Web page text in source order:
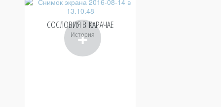
+
СОСЛОВИЯ В КАРАЧАЕ
История